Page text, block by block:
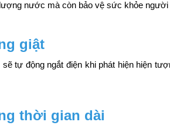
nước mà còn bảo vệ sức khỏe
giật
tự động ngắt điện khi phát hiện hiện
thời gian dài